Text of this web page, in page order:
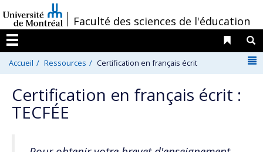
au
contenu
/Faculté des sciences de l'éducation
Menu
Liens
Accueil Ressources Certification en français écrit
Certification en français écrit :
TECFÉE